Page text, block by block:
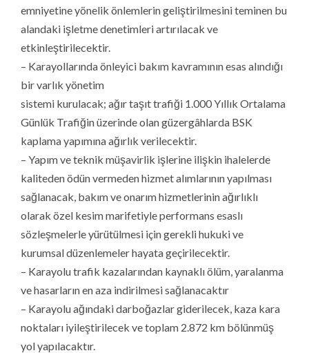
emniyetine yönelik önlemlerin geliştirilmesini teminen bu
alandaki işletme denetimleri artırılacak ve
etkinleştirilecektir.
– Karayollarında önleyici bakım kavramının esas alındığı
bir varlık yönetim
sistemi kurulacak; ağır taşıt trafiği 1.000 Yıllık Ortalama
Günlük Trafiğin üzerinde olan güzergâhlarda BSK
kaplama yapımına ağırlık verilecektir.
– Yapım ve teknik müşavirlik işlerine ilişkin ihalelerde
kaliteden ödün vermeden hizmet alımlarının yapılması
sağlanacak, bakım ve onarım hizmetlerinin ağırlıklı
olarak özel kesim marifetiyle performans esaslı
sözleşmelerle yürütülmesi için gerekli hukuki ve
kurumsal düzenlemeler hayata geçirilecektir.
– Karayolu trafik kazalarından kaynaklı ölüm, yaralanma
ve hasarların en aza indirilmesi sağlanacaktır
– Karayolu ağındaki darboğazlar giderilecek, kaza kara
noktaları iyileştirilecek ve toplam 2.872 km bölünmüş
yol yapılacaktır.